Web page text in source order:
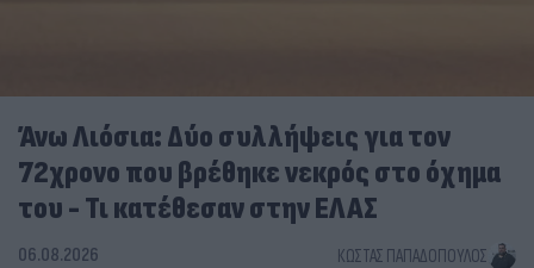
Άνω Λιόσια: Δύο συλλήψεις για τον
72χρονο που βρέθηκε νεκρός στο όχημα
του - Τι κατέθεσαν στην ΕΛΑΣ
06.08.2026 ΚΏΣΤΑΣ ΠΑΠΑΔΌΠΟΥΛΟΣ